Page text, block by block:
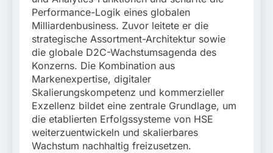
Performance-Logik eines globalen
Milliardenbusiness. Zuvor leitete er die
strategische Assortment-Architektur sowie
die globale D2C-Wachstumsagenda des
Konzerns. Die Kombination aus
Markenexpertise, digitaler
Skalierungskompetenz und kommerzieller
Exzellenz bildet eine zentrale Grundlage, um
die etablierten Erfolgssysteme von HSE
weiterzuentwickeln und skalierbares
Wachstum nachhaltig freizusetzen.